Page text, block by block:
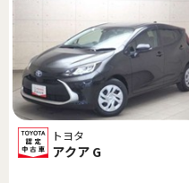
トヨタ
アクア G